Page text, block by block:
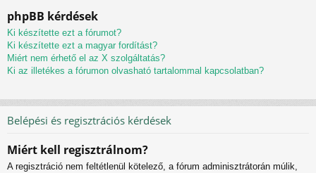
phpBB kérdések
Ki készítette ezt a fórumot?
Ki készítette ezt a magyar fordítást?
Miért nem érhető el az X szolgáltatás?
Ki az illetékes a fórumon olvasható tartalommal kapcsolatban?
Belépési és regisztrációs kérdések
Miért kell regisztrálnom?
A regisztráció nem feltétlenül kötelező, a fórum adminisztrátorán múlik,